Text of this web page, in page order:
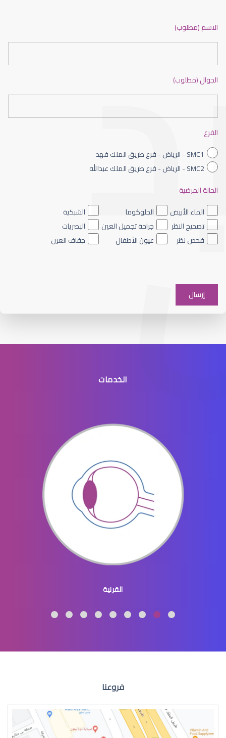
الماء الأزرق داخل العين
الماء الأزرق في العيون
الماء الازرق بالعين
ماء الازرق بالعين
الاسم (مطلوب)
الجوال (مطلوب)
الفرع
SMC1 - الرياض - فرع طريق الملك فهد
SMC2 - الرياض - فرع طريق الملك عبدالله
الحالة المرضية
الماء الأبيض
الجلوكوما
الشبكية
تصحيح النظر
جراحة تجميل العين
البصريات
فحص نظر
عيون الأطفال جفاف العين
الخدمات
القرنية
فروعنا